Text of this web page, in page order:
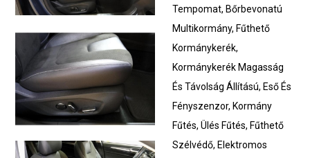
Tempomat, Bőrbevonatú
Multikormány, Fűthető
Kormánykerék,
Kormánykerék Magasság
És Távolság Állítású, Eső És
Fényszenzor, Kormány
Fűtés, Ülés Fűtés, Fűthető
Szélvédő, Elektromos